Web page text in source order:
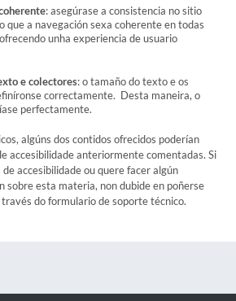
: asegúrase a consistencia no sitio
que a navegación sexa coherente en todas
unha experiencia de usuario
e colectores: o tamaño do texto e os
correctamente. Desta maneira, o
perfectamente.
algúns dos contidos ofrecidos poderían
accesibilidade anteriormente comentadas. Si
accesibilidade ou quere facer algún
sobre esta materia, non dubide en poñerse
do formulario de soporte técnico.